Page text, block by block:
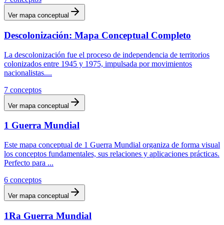
Ver mapa conceptual
Descolonización: Mapa Conceptual Completo
La descolonización fue el proceso de independencia de territorios
colonizados entre 1945 y 1975, impulsada por movimientos
nacionalistas....
7 conceptos
Ver mapa conceptual
1 Guerra Mundial
Este mapa conceptual de 1 Guerra Mundial organiza de forma visual
los conceptos fundamentales, sus relaciones y aplicaciones prácticas.
Perfecto para ...
6 conceptos
Ver mapa conceptual
1Ra Guerra Mundial